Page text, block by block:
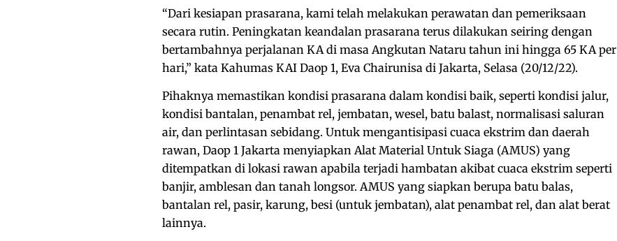
“Dari kesiapan prasarana, kami telah melakukan perawatan dan pemeriksaan
secara rutin. Peningkatan keandalan prasarana terus dilakukan seiring dengan
bertambahnya perjalanan KA di masa Angkutan Nataru tahun ini hingga 65 KA per
hari,” kata Kahumas KAI Daop 1, Eva Chairunisa di Jakarta, Selasa (20/12/22).
Pihaknya memastikan kondisi prasarana dalam kondisi baik, seperti kondisi jalur,
kondisi bantalan, penambat rel, jembatan, wesel, batu balast, normalisasi saluran
air, dan perlintasan sebidang. Untuk mengantisipasi cuaca ekstrim dan daerah
rawan, Daop 1 Jakarta menyiapkan Alat Material Untuk Siaga (AMUS) yang
ditempatkan di lokasi rawan apabila terjadi hambatan akibat cuaca ekstrim seperti
banjir, amblesan dan tanah longsor. AMUS yang siapkan berupa batu balas,
bantalan rel, pasir, karung, besi (untuk jembatan), alat penambat rel, dan alat berat
lainnya.